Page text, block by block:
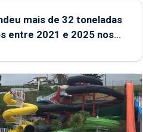
mais de 32 toneladas
entre 2021 e 2025 nos